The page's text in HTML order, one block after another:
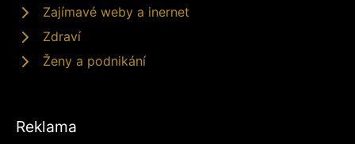
Zajímavé weby a inernet
Zdraví
Ženy a podnikání
Reklama